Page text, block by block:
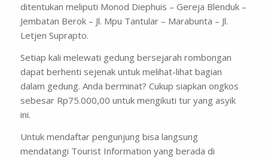
ditentukan meliputi Monod Diephuis – Gereja Blenduk –
Jembatan Berok – Jl. Mpu Tantular – Marabunta – Jl.
Letjen Suprapto.
Setiap kali melewati gedung bersejarah rombongan
dapat berhenti sejenak untuk melihat-lihat bagian
dalam gedung. Anda berminat? Cukup siapkan ongkos
sebesar Rp75.000,00 untuk mengikuti tur yang asyik
ini.
Untuk mendaftar pengunjung bisa langsung
mendatangi Tourist Information yang berada di